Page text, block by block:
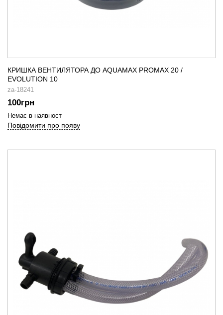
КРИШКА ВЕНТИЛЯТОРА ДО AQUAMAX PROMAX 20 /
EVOLUTION 10
za-18241
100грн
Немає в наявност
Повідомити про появу